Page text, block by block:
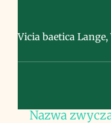
Vicia baetica
Nazwa